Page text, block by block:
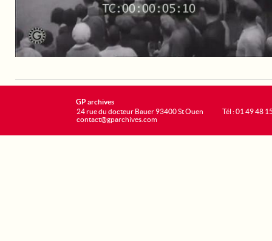
GP archives
24 rue du docteur Bauer 93400 St Ouen
contact@gparchives.com
Tél : 01 49 48